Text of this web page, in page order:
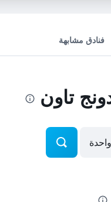
فنادق مشابهة